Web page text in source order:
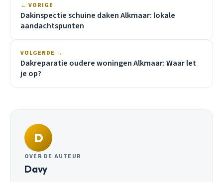
← VORIGE
Dakinspectie schuine daken Alkmaar: lokale
aandachtspunten
VOLGENDE →
Dakreparatie oudere woningen Alkmaar: Waar let
je op?
D
OVER DE AUTEUR
Davy